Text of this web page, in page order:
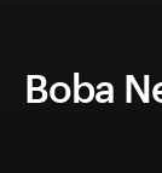
Boba